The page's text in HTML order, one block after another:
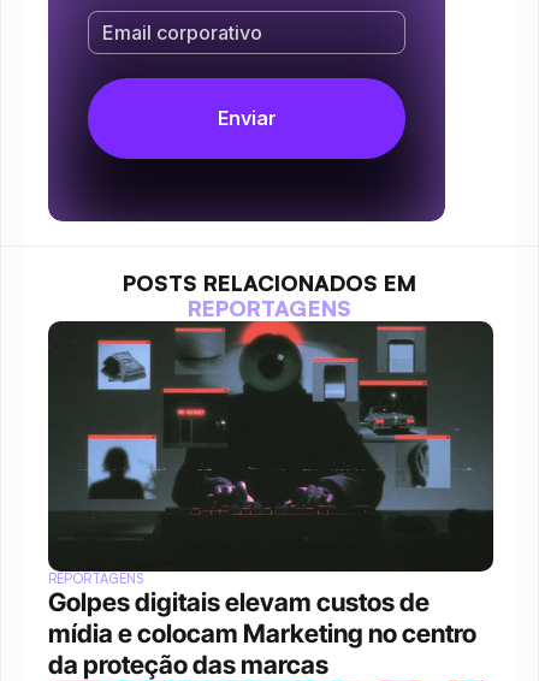
POSTS RELACIONADOS EM
REPORTAGENS
REPORTAGENS
Golpes digitais elevam custos de
mídia e colocam Marketing no centro
da proteção das marcas